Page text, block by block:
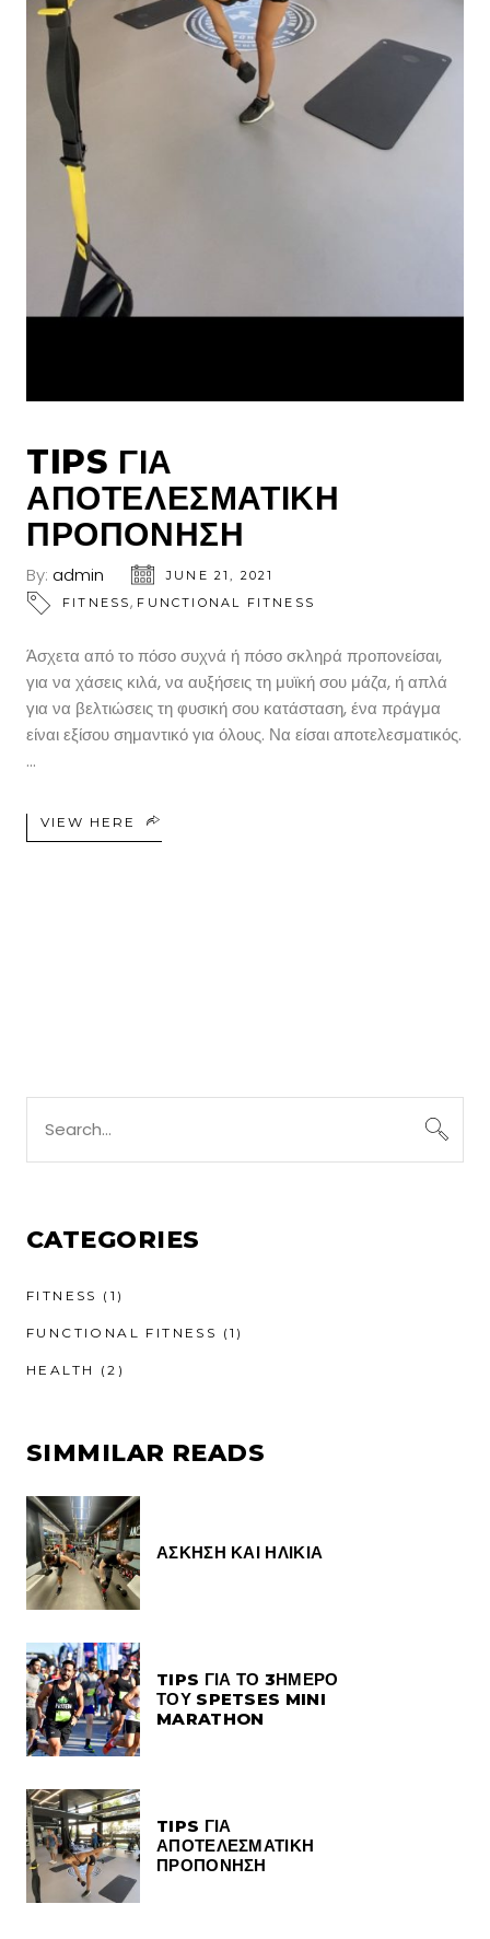
TIPS ΓΙΑ
ΑΠΟΤΕΛΕΣΜΑΤΙΚΗ
ΠΡΟΠΟΝΗΣΗ
By: admin
JUNE 21, 2021
FITNESS, FUNCTIONAL FITNESS
Άσχετα από το πόσο συχνά ή πόσο σκληρά προπονείσαι,
για να χάσεις κιλά, να αυξήσεις τη μυϊκή σου μάζα, ή απλά
για να βελτιώσεις τη φυσική σου κατάσταση, ένα πράγμα
είναι εξίσου σημαντικό για όλους. Να είσαι αποτελεσματικός.
VIEW HERE
for:
CATEGORIES
FITNESS (1)
FUNCTIONAL FITNESS (1)
HEALTH (2)
SIMMILAR READS
ΑΣΚΗΣΗ ΚΑΙ ΗΛΙΚΙΑ
TIPS ΓΙΑ ΤΟ 3ΗΜΕΡΟ
ΤΟΥ SPETSES MINI
MARATHON
TIPS ΓΙΑ
ΑΠΟΤΕΛΕΣΜΑΤΙΚΗ
ΠΡΟΠΟΝΗΣΗ